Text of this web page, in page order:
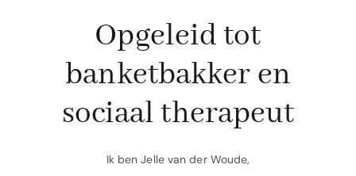
Opgeleid tot
banketbakker en
sociaal therapeut
Ik ben Jelle van der Woude,